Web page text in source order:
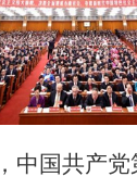
中国共产党